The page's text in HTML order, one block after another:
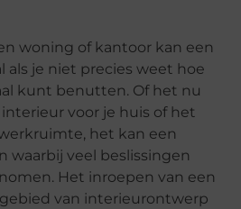
woning of kantoor kan een
als je niet precies weet hoe
kunt benutten. Of het nu
voor je huis of het
het kan een
waarbij veel beslissingen
Het inroepen van een
van interieurontwerp